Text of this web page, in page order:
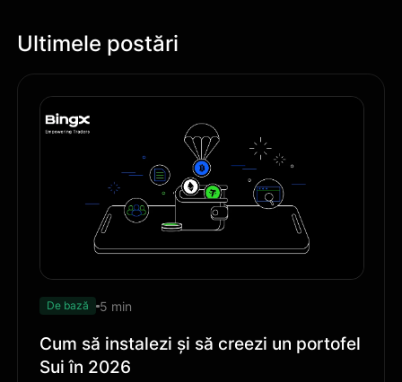
Ultimele postări
De bază 5 min
Cum să instalezi și să creezi un portofel
Sui în 2026